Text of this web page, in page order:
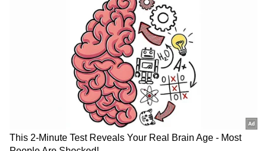
Our Own
ಟಾಟಾ ಡಿಜಿಟಲ್‌ನಿಂದ ನಿರ್ಗಮನ; ವೆಸ್ಟ್‌ಸೈಡ್‌ಗೆ ಹೊಸ
ಶಕ್ತಿ